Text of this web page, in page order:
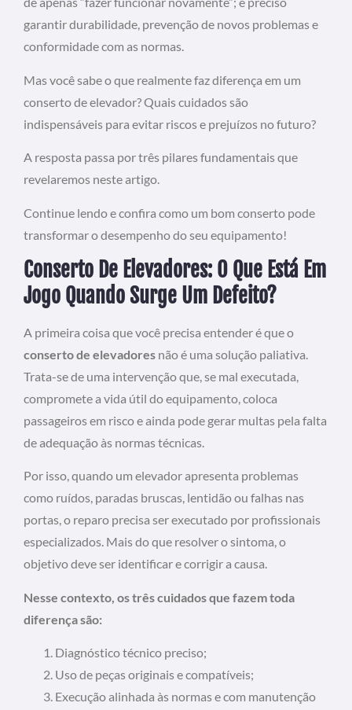
garantir durabilidade, prevenção de novos problemas e
conformidade com as normas.
Mas você sabe o que realmente faz diferença em um
conserto de elevador? Quais cuidados são
indispensáveis para evitar riscos e prejuízos no futuro?
A resposta passa por três pilares fundamentais que
revelaremos neste artigo.
Continue lendo e confira como um bom conserto pode
transformar o desempenho do seu equipamento!
Conserto De Elevadores: O Que Está Em
Jogo Quando Surge Um Defeito?
A primeira coisa que você precisa entender é que o
conserto de elevadores não é uma solução paliativa.
Trata-se de uma intervenção que, se mal executada,
compromete a vida útil do equipamento, coloca
passageiros em risco e ainda pode gerar multas pela falta
de adequação às normas técnicas.
Por isso, quando um elevador apresenta problemas
como ruídos, paradas bruscas, lentidão ou falhas nas
portas, o reparo precisa ser executado por profissionais
especializados. Mais do que resolver o sintoma, o
objetivo deve ser identificar e corrigir a causa.
Nesse contexto, os três cuidados que fazem toda
diferença são:
Diagnóstico técnico preciso;
Uso de peças originais e compatíveis;
Execução alinhada às normas e com manutenção